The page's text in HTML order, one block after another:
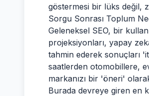
göstermesi bir lüks değil,
Sorgu Sonrası Toplum
Geleneksel SEO, bir
projeksiyonları, yapay
tahmin ederek sonuçları
saatlerden otomobillere,
markanızı bir 'öneri'
Burada devreye giren en